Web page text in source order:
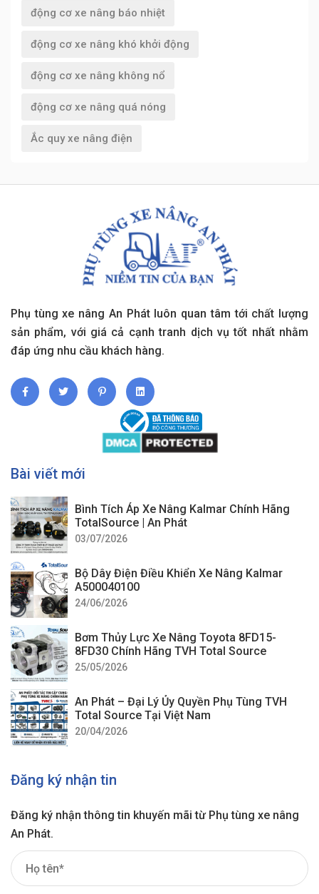
động cơ xe nâng báo nhiệt
động cơ xe nâng khó khởi động
động cơ xe nâng không nổ
động cơ xe nâng quá nóng
Ắc quy xe nâng điện
Phụ tùng xe nâng An Phát luôn quan tâm tới chất lượng
sản phẩm, với giá cả cạnh tranh dịch vụ tốt nhất nhằm
đáp ứng nhu cầu khách hàng.
Bài viết mới
Bình Tích Áp Xe Nâng Kalmar Chính Hãng
TotalSource | An Phát
03/07/2026
Bộ Dây Điện Điều Khiển Xe Nâng Kalmar
A500040100
24/06/2026
Bơm Thủy Lực Xe Nâng Toyota 8FD15-
8FD30 Chính Hãng TVH Total Source
25/05/2026
An Phát – Đại Lý Ủy Quyền Phụ Tùng TVH
Total Source Tại Việt Nam
20/04/2026
Đăng ký nhận tin
Đăng ký nhận thông tin khuyến mãi từ Phụ tùng xe nâng
An Phát.